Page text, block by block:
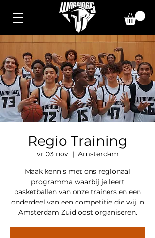
Regio Training
vr 03 nov
  |
Amsterdam
Maak kennis met ons regionaal
programma waarbij je leert
basketballen van onze trainers en een
onderdeel van een competitie die wij in
Amsterdam Zuid oost organiseren.